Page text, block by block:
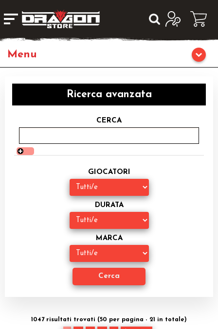
Giochi di Ruolo
Librigame
Editoria
Giochi di Carte Collezionabili
Ricerca avanzata
CERCA
GIOCATORI
DURATA
MARCA
1047 risultati trovati (50 per pagina - 21 in totale)